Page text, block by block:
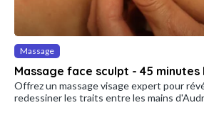
Massage
Massage face sculpt - 45 minutes
Offrez un massage visage expert pour
redessiner les traits entre les mains